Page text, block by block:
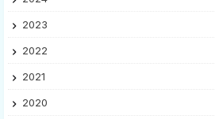
2023
2022
2021
2020